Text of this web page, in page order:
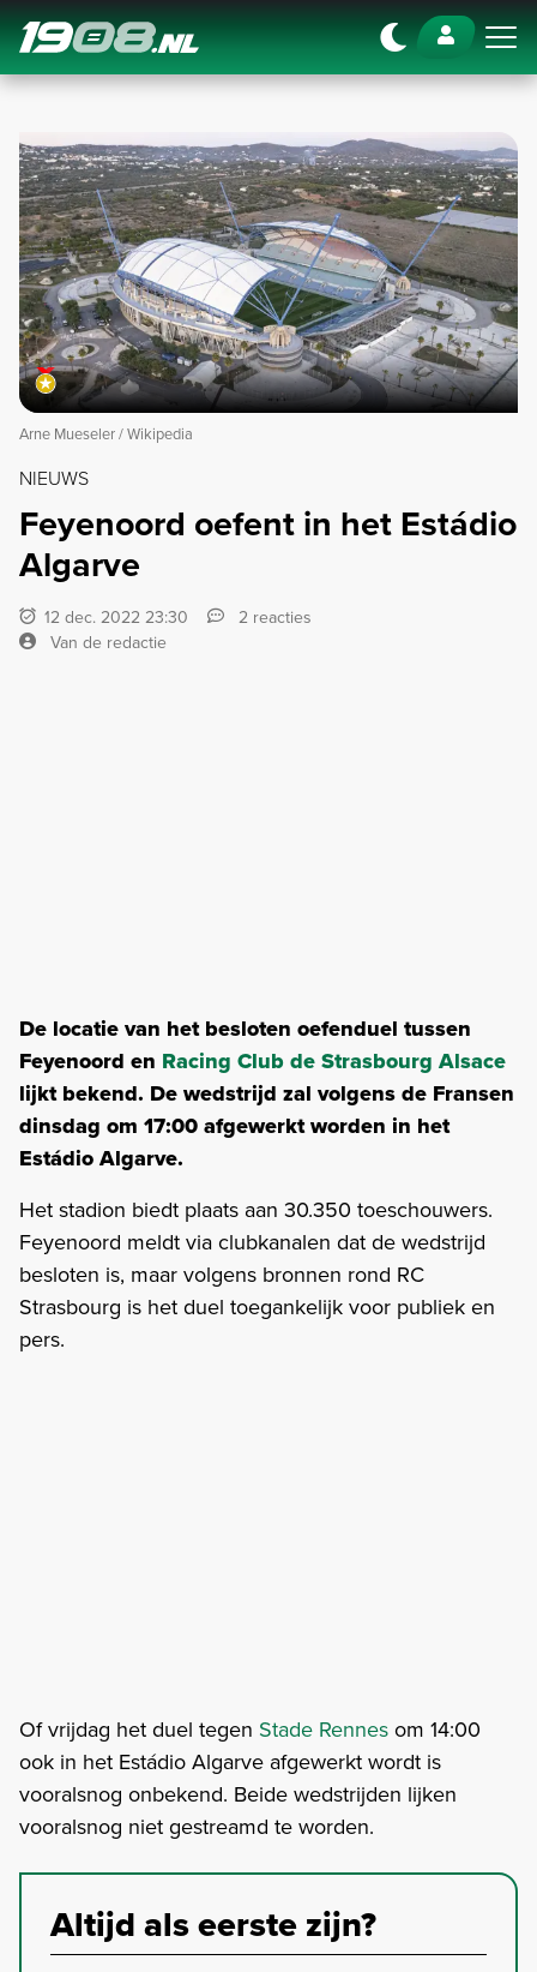
Navigation
Arne Mueseler / Wikipedia
NIEUWS
Feyenoord oefent in het Estádio
Algarve
12 dec. 2022 23:30
2 reacties
Van de redactie
De locatie van het besloten oefenduel tussen
Feyenoord en Racing Club de Strasbourg Alsace
lijkt bekend. De wedstrijd zal volgens de Fransen
dinsdag om 17:00 afgewerkt worden in het
Estádio Algarve.
Het stadion biedt plaats aan 30.350 toeschouwers.
Feyenoord meldt via clubkanalen dat de wedstrijd
besloten is, maar volgens bronnen rond RC
Strasbourg is het duel toegankelijk voor publiek en
pers.
Of vrijdag het duel tegen Stade Rennesom 14:00
ook in het Estádio Algarve afgewerkt wordt is
vooralsnog onbekend. Beide wedstrijden lijken
vooralsnog niet gestreamd te worden.
Altijd als eerste zijn?